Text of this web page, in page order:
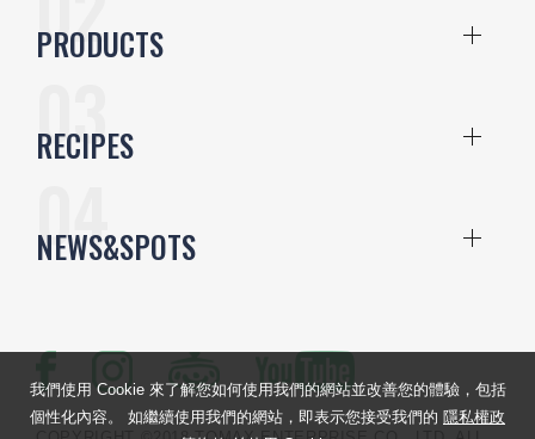
PRODUCTS
RECIPES
NEWS&SPOTS
我們使用 Cookie 來了解您如何使用我們的網站並改善您的體驗，包括
個性化內容。 如繼續使用我們的網站，即表示您接受我們的 隱私權政